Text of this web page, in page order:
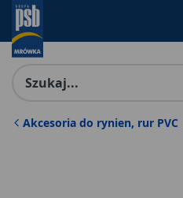
Akcesoria do rynien, rur PVC